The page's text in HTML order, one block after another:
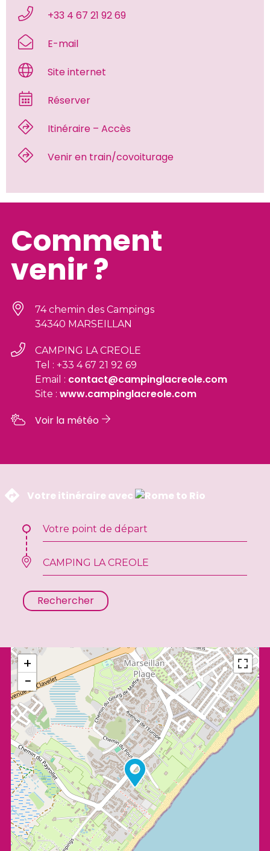
+33 4 67 21 92 69
E-mail
Site internet
Réserver
Itinéraire – Accès
Venir en train/covoiturage
Comment
venir ?
74 chemin des Campings
34340 MARSEILLAN
CAMPING LA CREOLE
Tel : +33 4 67 21 92 69
Email : contact@campinglacreole.com
Site : www.campinglacreole.com
Voir la météo
Votre itinéraire avec
Rechercher
+
−